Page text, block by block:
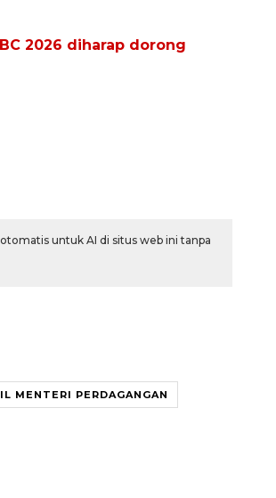
2026 diharap dorong
untuk AI di situs web ini tanpa
MENTERI PERDAGANGAN